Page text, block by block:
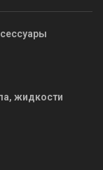
жидкости